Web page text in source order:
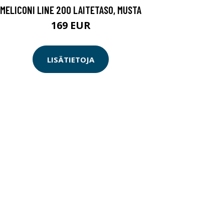
MELICONI LINE 200 LAITETASO, MUSTA
169 EUR
LISÄTIETOJA